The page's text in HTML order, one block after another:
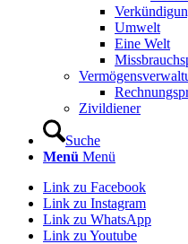
Umwelt
Eine Welt
Zivildiener
Suche
Menü Menü
Link zu Facebook
Link zu Instagram
Link zu WhatsApp
Link zu Youtube